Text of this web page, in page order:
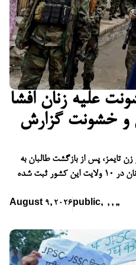
علیه زنان افشا
قتل و خشونت گزارش
زن تایمز، پس از بازگشت طالبان به
قدرت در افغانستان، ۲۳۱ مورد قتل زنان در ۱۰ ولایت این کشور ثبت شده
August 9, 2026 public, ,,,,